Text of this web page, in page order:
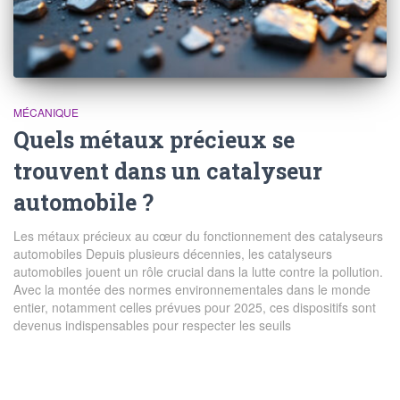
MÉCANIQUE
Quels métaux précieux se
trouvent dans un catalyseur
automobile ?
Les métaux précieux au cœur du fonctionnement des catalyseurs
automobiles Depuis plusieurs décennies, les catalyseurs
automobiles jouent un rôle crucial dans la lutte contre la pollution.
Avec la montée des normes environnementales dans le monde
entier, notamment celles prévues pour 2025, ces dispositifs sont
devenus indispensables pour respecter les seuils